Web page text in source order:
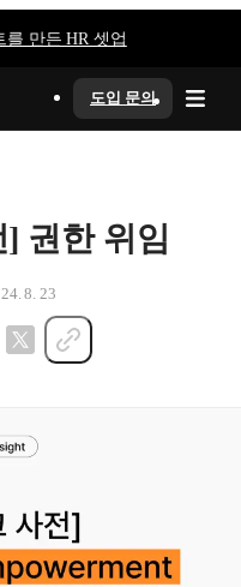
를 만든 HR 셋업
도입 문의
권한 위임
8. 23